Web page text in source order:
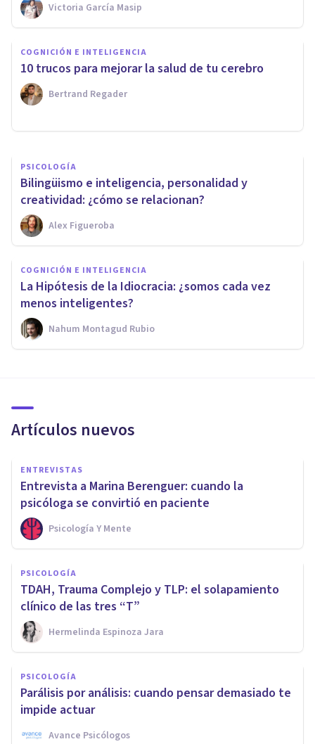
Victoria García Masip
COGNICIÓN E INTELIGENCIA
10 trucos para mejorar la salud de tu cerebro
Bertrand Regader
COGNICIÓN E INTELIGENCIA
¿Cómo impacta la
alimentación sobre el
Rendimiento Cognitivo?
PSICOLOGÍA
Bilingüismo e inteligencia, personalidad y
creatividad: ¿cómo se relacionan?
Alex Figueroba
COGNICIÓN E INTELIGENCIA
La Hipótesis de la Idiocracia: ¿somos cada vez
menos inteligentes?
Nahum Montagud Rubio
Artículos nuevos
ENTREVISTAS
Entrevista a Marina Berenguer: cuando la
psicóloga se convirtió en paciente
Psicología Y Mente
PSICOLOGÍA
TDAH, Trauma Complejo y TLP: el solapamiento
clínico de las tres “T”
Hermelinda Espinoza Jara
PSICOLOGÍA
Parálisis por análisis: cuando pensar demasiado te
impide actuar
Avance Psicólogos